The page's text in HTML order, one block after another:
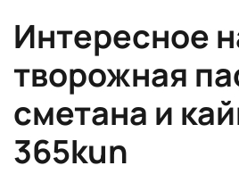
Интересное
творожная
сметана и
365kun